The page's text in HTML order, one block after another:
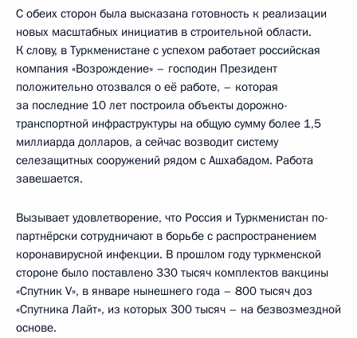
С обеих сторон была высказана готовность к реализации
новых масштабных инициатив в строительной области.
К слову, в Туркменистане с успехом работает российская
компания «Возрождение» – господин Президент
положительно отозвался о её работе, – которая
за последние 10 лет построила объекты дорожно-
транспортной инфраструктуры на общую сумму более 1,5
миллиарда долларов, а сейчас возводит систему
селезащитных сооружений рядом с Ашхабадом. Работа
завешается.
Вызывает удовлетворение, что Россия и Туркменистан по-
партнёрски сотрудничают в борьбе с распространением
коронавирусной инфекции. В прошлом году туркменской
стороне было поставлено 330 тысяч комплектов вакцины
«Спутник V», в январе нынешнего года – 800 тысяч доз
«Спутника Лайт», из которых 300 тысяч – на безвозмездной
основе.